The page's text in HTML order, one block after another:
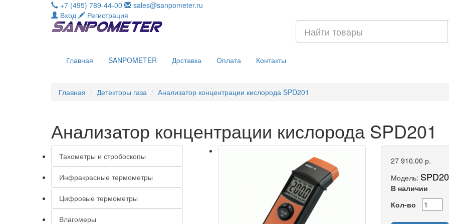
+7 (495) 789-44-00
sales@sanpometer.ru
Вход
Регистрация
Главная SANPOMETER Доставка Оплата Контакты
Главная Детекторы газа Анализатор концентрации кислорода SPD201
Анализатор концентрации кислорода SPD201
Тахометры и стробоскопы
Инфракрасные термометры
Цифровые термометры
Влагомеры
27 910.00 р.
Модель:
В наличии
Кол-во